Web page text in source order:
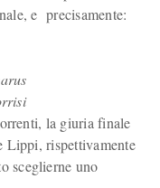
e precisamente:
la giuria finale
Lippi, rispettivamente
sceglierne uno